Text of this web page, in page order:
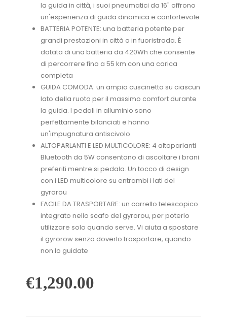
la guida in città, i suoi pneumatici da 16" offrono
un'esperienza di guida dinamica e confortevole
BATTERIA POTENTE: una batteria potente per
grandi prestazioni in città o in fuoristrada. È
dotata di una batteria da 420Wh che consente
di percorrere fino a 55 km con una carica
completa
GUIDA COMODA: un ampio cuscinetto su ciascun
lato della ruota per il massimo comfort durante
la guida. I pedali in alluminio sono
perfettamente bilanciati e hanno
un'impugnatura antiscivolo
ALTOPARLANTI E LED MULTICOLORE: 4 altoparlanti
Bluetooth da 5W consentono di ascoltare i brani
preferiti mentre si pedala. Un tocco di design
con i LED multicolore su entrambi i lati del
gyrorou
FACILE DA TRASPORTARE: un carrello telescopico
integrato nello scafo del gyrorou, per poterlo
utilizzare solo quando serve. Vi aiuta a spostare
il gyrorow senza doverlo trasportare, quando
non lo guidate
€1,290.00